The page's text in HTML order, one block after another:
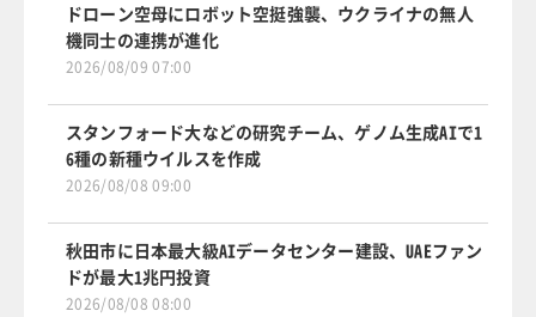
ドローン空母にロボット空挺強襲、ウクライナの無人
機同士の連携が進化
2026/08/09 07:00
スタンフォード大などの研究チーム、ゲノム生成AIで1
6種の新種ウイルスを作成
2026/08/08 09:00
秋田市に日本最大級AIデータセンター建設、UAEファン
ドが最大1兆円投資
2026/08/08 08:00